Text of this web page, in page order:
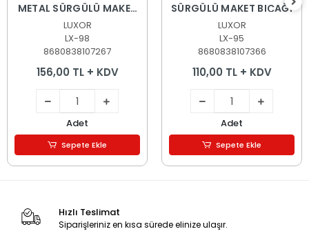
METAL SÜRGÜLÜ MAKET
BIÇAĞI
LUXOR
LX-98
8680838107267
156,00 TL + KDV
Adet
Sepete Ekle
SÜRGÜLÜ MAKET BIÇAĞI
LUXOR
LX-95
8680838107366
110,00 TL + KDV
Adet
Sepete Ekle
Hızlı Teslimat
Siparişleriniz en kısa sürede elinize ulaşır.